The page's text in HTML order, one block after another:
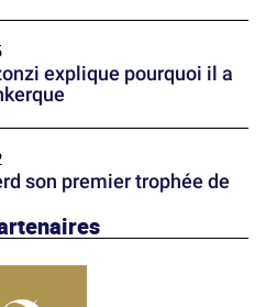
explique pourquoi il a
son premier trophée de